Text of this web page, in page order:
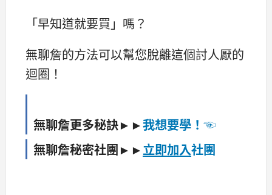
「早知道就要買」嗎？
無聊詹的方法可以幫您脫離這個討人厭的
迴圈！
無聊詹更多秘訣►►我想要學！☜
無聊詹秘密社團►►立即加入社團